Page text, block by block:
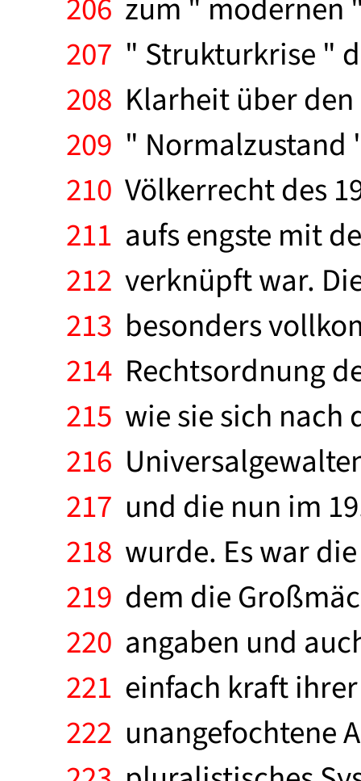
206 zum " modernen
207 " Strukturkrise "
208 Klarheit über
209 " Normalzustand
210 Völkerrecht des
211 aufs engste mit
212 verknüpft war.
213 besonders
214 Rechtsordnung
215 wie sie sich
216
217 und die nun im
218 wurde. Es war
219 dem die
220 angaben und
221 einfach kraft
222 unangefochtene